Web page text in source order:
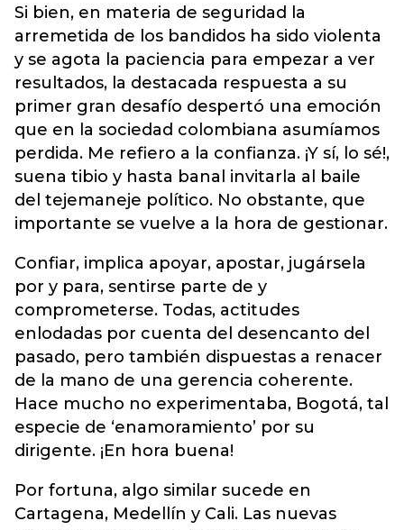
Si bien, en materia de seguridad la
arremetida de los bandidos ha sido violenta
y se agota la paciencia para empezar a ver
resultados, la destacada respuesta a su
primer gran desafío despertó una emoción
que en la sociedad colombiana asumíamos
perdida. Me refiero a la confianza. ¡Y sí, lo sé!,
suena tibio y hasta banal invitarla al baile
del tejemaneje político. No obstante, que
importante se vuelve a la hora de gestionar.
Confiar, implica apoyar, apostar, jugársela
por y para, sentirse parte de y
comprometerse. Todas, actitudes
enlodadas por cuenta del desencanto del
pasado, pero también dispuestas a renacer
de la mano de una gerencia coherente.
Hace mucho no experimentaba, Bogotá, tal
especie de ‘enamoramiento’ por su
dirigente. ¡En hora buena!
Por fortuna, algo similar sucede en
Cartagena, Medellín y Cali. Las nuevas